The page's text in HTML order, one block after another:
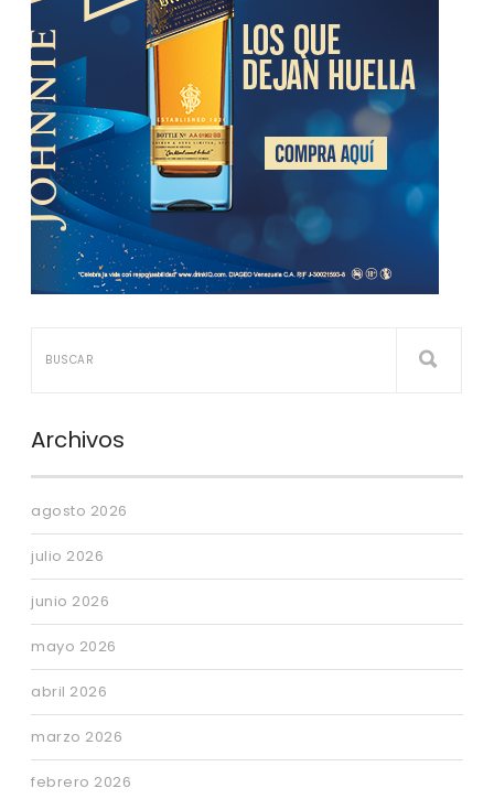
Archivos
agosto 2026
julio 2026
junio 2026
mayo 2026
abril 2026
marzo 2026
febrero 2026